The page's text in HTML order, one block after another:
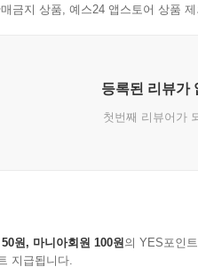
금지 상품, 예스24 앱스토어 상품
등록된 리뷰가
첫번째 리뷰어가
원, 마니아회원 100원의 YES포인
지급됩니다.